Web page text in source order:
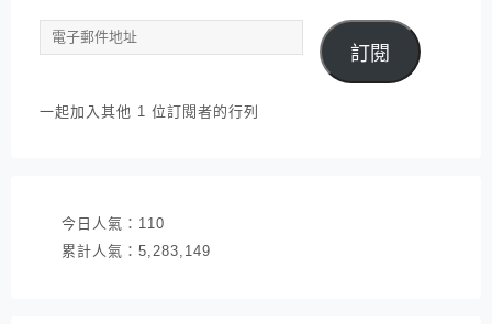
電
子
件
訂閱
一起加入其他 1 位訂閱者的行列
今日人氣： 110
累計人氣： 5,283,149